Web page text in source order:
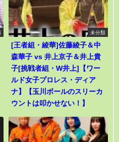
未分類
[王者組・綾華]佐藤綾子＆中
森華子 vs 井上京子＆井上貴
子[挑戦者組・W井上]【ワー
ルド女子プロレス・ディア
ナ】【玉川ボールのスリーカ
ウントは叩かせない！】